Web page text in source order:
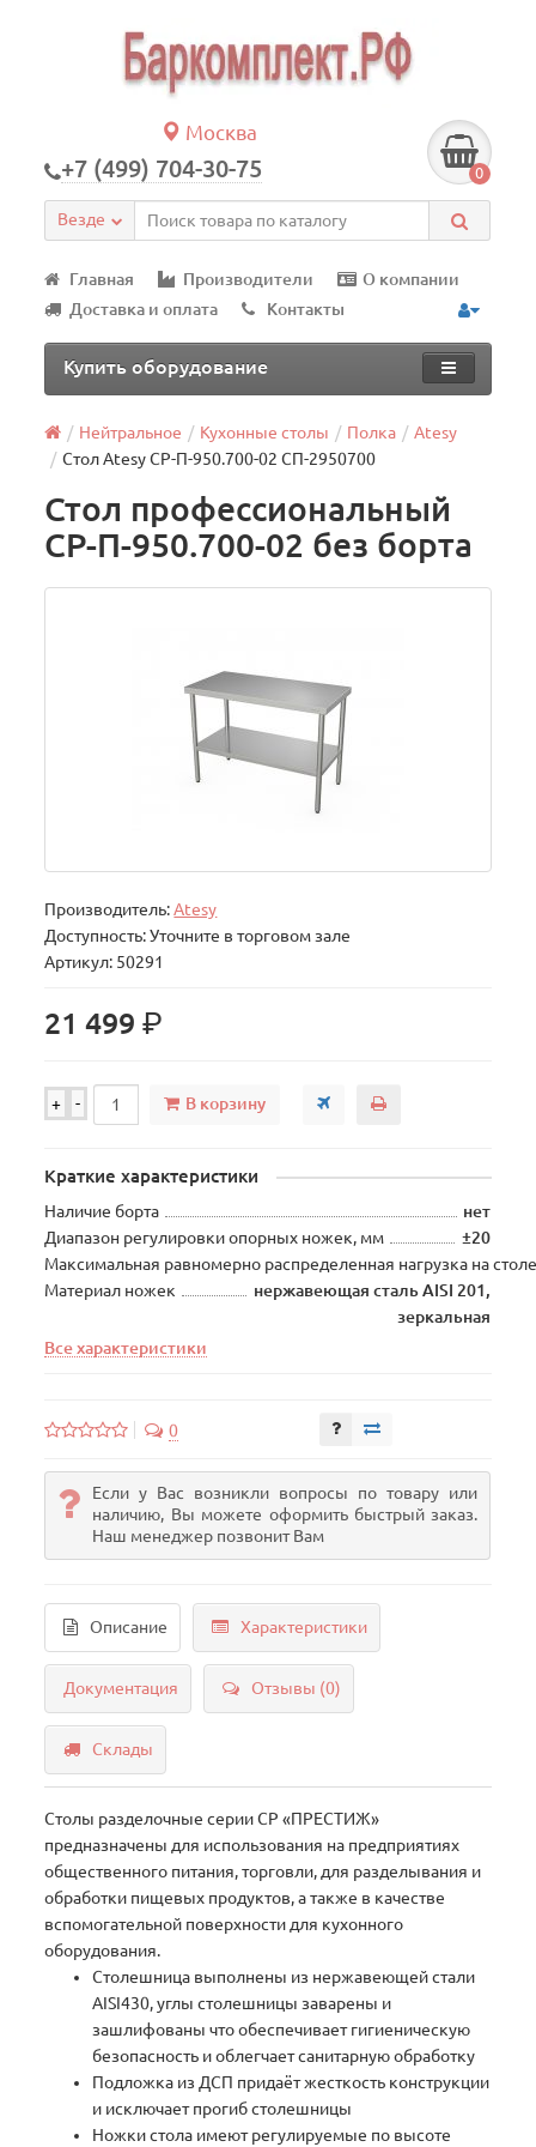
Москва
+7 (499) 704-30-75 0
Везде
Главная Производители
О компании
Доставка и оплата
Контакты
Купить оборудование
Нейтральное Кухонные столы Полка
Atesy
Стол Atesy СР-П-950.700-02 СП-2950700
Стол профессиональный
СР-П-950.700-02 без борта
Производитель:Atesy
Доступность: Уточните в торговом зале
Артикул: 50291
21 499р.
+ - В корзину
Краткие характеристики
Наличие борта
нет
Диапазон регулировки опорных ножек, мм
±20
Максимальная равномерно распределенная нагрузка на
Материал ножек
нержавеющая сталь AISI 201,
зеркальная
Все характеристики
0
Если у Вас возникли вопросы по товару или
наличию, Вы можете оформить быстрый заказ.
Наш менеджер позвонит Вам
Описание Характеристики
Документация Отзывы (0)
Склады
Столы разделочные серии СР «ПРЕСТИЖ»
предназначены для использования на предприятиях
общественного питания, торговли, для разделывания и
обработки пищевых продуктов, а также в качестве
вспомогательной поверхности для кухонного
оборудования.
Столешница выполнены из нержавеющей стали
AISI430, углы столешницы заварены и
зашлифованы что обеспечивает гигиеническую
безопасность и облегчает санитарную обработку
Подложка из ДСП придаёт жесткость конструкции
и исключает прогиб столешницы
Ножки стола имеют регулируемые по высоте